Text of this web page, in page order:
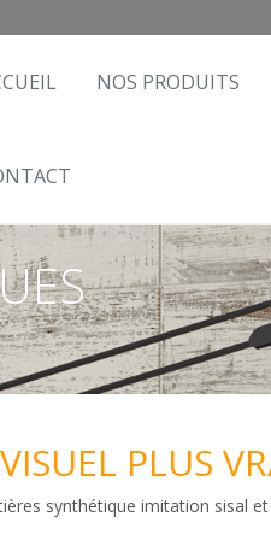
NOS PRODUITS
PLUS
synthétique imitation sisal